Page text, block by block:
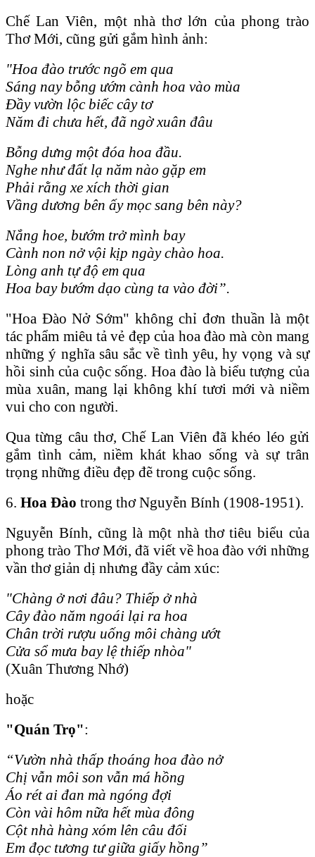
Chế Lan Viên, một nhà thơ lớn của phong trào
Thơ Mới, cũng gửi gắm hình ảnh:
"Hoa đào trước ngõ em qua
Sáng nay bỗng ướm cành hoa vào mùa
Đầy vườn lộc biếc cây tơ
Năm đi chưa hết, đã ngờ xuân đâu
Bỗng dưng một đóa hoa đầu.
Nghe như đất lạ năm nào gặp em
Phải rằng xe xích thời gian
Vầng dương bên ấy mọc sang bên này?
Nắng hoe, bướm trở mình bay
Cành non nở vội kịp ngày chào hoa.
Lòng anh tự độ em qua
Hoa bay bướm dạo cùng ta vào đời”.
"Hoa Đào Nở Sớm" không chỉ đơn thuần là một
tác phẩm miêu tả vẻ đẹp của hoa đào mà còn mang
những ý nghĩa sâu sắc về tình yêu, hy vọng và sự
hồi sinh của cuộc sống. Hoa đào là biểu tượng của
mùa xuân, mang lại không khí tươi mới và niềm
vui cho con người.
Qua từng câu thơ, Chế Lan Viên đã khéo léo gửi
gắm tình cảm, niềm khát khao sống và sự trân
trọng những điều đẹp đẽ trong cuộc sống.
6. Hoa Đào trong thơ Nguyễn Bính (1908-1951).
Nguyễn Bính, cũng là một nhà thơ tiêu biểu của
phong trào Thơ Mới, đã viết về hoa đào với những
vần thơ giản dị nhưng đầy cảm xúc:
"Chàng ở nơi đâu? Thiếp ở nhà
Cây đào năm ngoái lại ra hoa
Chân trời rượu uống môi chàng ướt
Cửa sổ mưa bay lệ thiếp nhòa"
(Xuân Thương Nhớ)
hoặc
"Quán Trọ":
“Vườn nhà thấp thoáng hoa đào nở
Chị vẫn môi son vẫn má hồng
Áo rét ai đan mà ngóng đợi
Còn vài hôm nữa hết mùa đông
Cột nhà hàng xóm lên câu đối
Em đọc tương tư giữa giấy hồng”